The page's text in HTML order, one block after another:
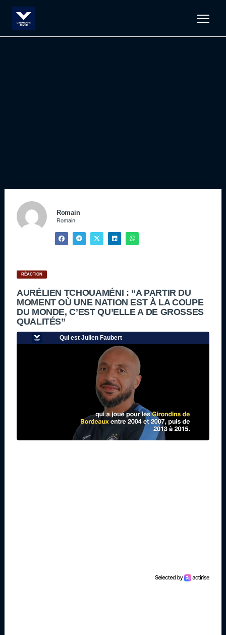
Romain
Romain
RÉACTION
AURÉLIEN TCHOUAMÉNI : “A PARTIR DU
MOMENT OÙ UNE NATION EST À LA COUPE
DU MONDE, C’EST QU’ELLE A DE GROSSES
QUALITÉS”